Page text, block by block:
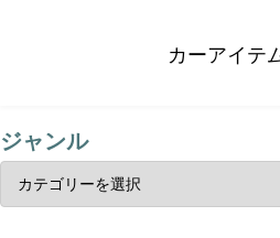
カーアイテ
ジャンル